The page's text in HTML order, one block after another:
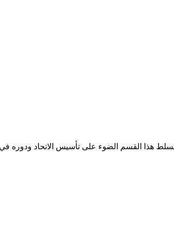
يسلط هذا القسم الضوء على تأسيس الاتحاد ودوره